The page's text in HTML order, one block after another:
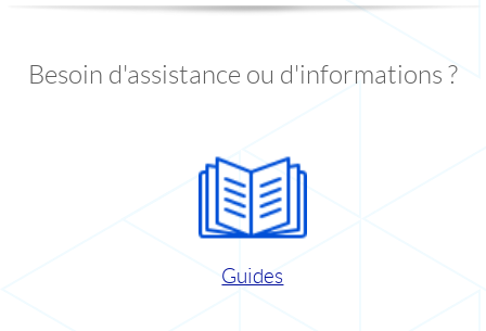
Besoin d'assistance ou d'informations ?
Guides